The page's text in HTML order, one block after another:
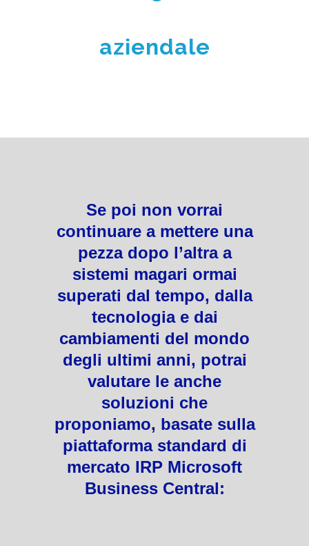
aziendale
Se poi non vorrai
continuare a mettere una
pezza dopo l’altra a
sistemi magari ormai
superati dal tempo, dalla
tecnologia e dai
cambiamenti del mondo
degli ultimi anni, potrai
valutare le anche
soluzioni che
proponiamo, basate sulla
piattaforma standard di
mercato IRP Microsoft
Business Central: